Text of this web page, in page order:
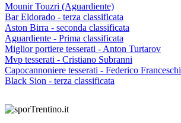
Mounir Touzri (Aguardiente)
Bar Eldorado - terza classificata
Aston Birra - seconda classificata
Aguardiente - Prima classificata
Miglior portiere tesserati - Anton Turtarov
Mvp tesserati - Cristiano Subranni
Capocannoniere tesserati - Federico Franceschi
Black Sion - terza classificata